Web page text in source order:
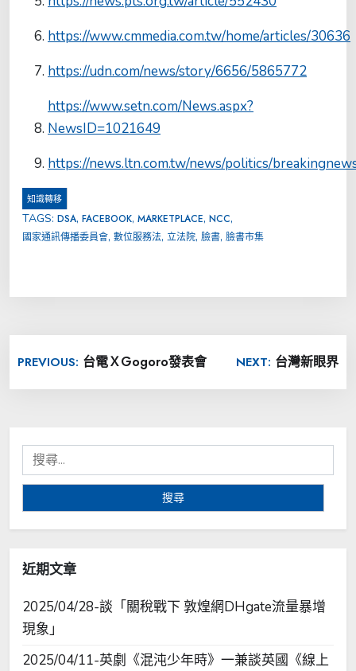
https://www.cmmedia.com.tw/home/articles/30636
https://udn.com/news/story/6656/5865772
https://www.setn.com/News.aspx?
NewsID=1021649
https://news.ltn.com.tw/news/politics/
知識轉移
TAGS: DSA, FACEBOOK, MARKETPLACE, NCC,
國家通訊傳播委員會, 數位服務法, 立法院, 臉書, 臉書市集
章
導
PREVIOUS: 台電ＸGogoro發表會 NEXT: 台灣新眼界
搜
尋
近期文章
2025/04/28-談「關稅戰下 敦煌網DHgate流量暴增
現象」
2025/04/11-英劇《混沌少年時》一兼談英國《線上